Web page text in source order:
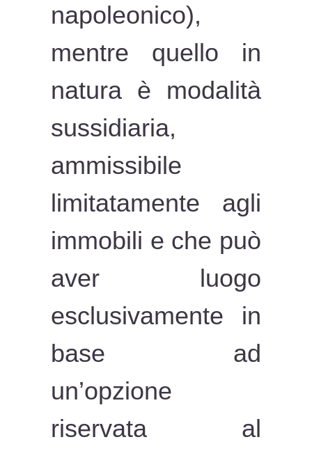
napoleonico),
mentre quello in
natura è modalità
sussidiaria,
ammissibile
limitatamente agli
immobili e che può
aver luogo
esclusivamente in
base ad
un’opzione
riservata al